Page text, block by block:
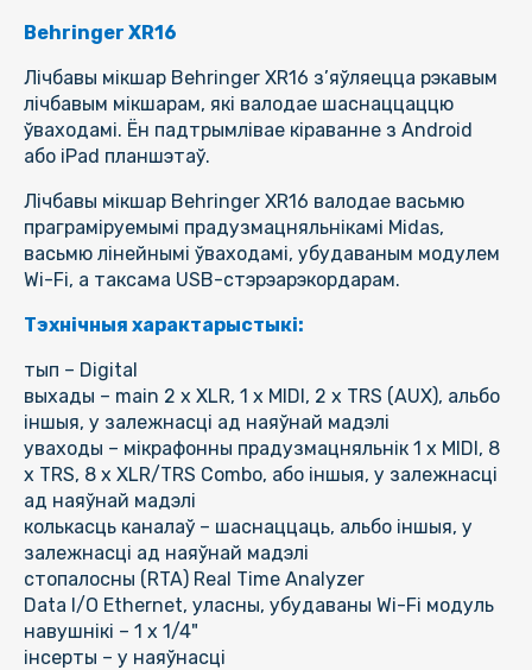
Behringer XR16
Лічбавы мікшар Behringer XR16 з’яўляецца рэкавым
лічбавым мікшарам, які валодае шаснаццаццю
ўваходамі. Ён падтрымлівае кіраванне з Android
або iPad планшэтаў.
Лічбавы мікшар Behringer XR16 валодае васьмю
праграміруемымі прадузмацняльнікамі Midas,
васьмю лінейнымі ўваходамі, убудаваным модулем
Wi-Fi, а таксама USB-стэрэарэкордарам.
Тэхнічныя характарыстыкі:
тып – Digital
выхады – main 2 х XLR, 1 х MIDI, 2 х TRS (AUX), альбо
іншыя, у залежнасці ад наяўнай мадэлі
уваходы – мікрафонны прадузмацняльнік 1 х MIDI, 8
х TRS, 8 х XLR/TRS Combo, або іншыя, у залежнасці
ад наяўнай мадэлі
колькасць каналаў – шаснаццаць, альбо іншыя, у
залежнасці ад наяўнай мадэлі
стопалосны (RTA) Real Time Analyzer
Data I/O Ethernet, уласны, убудаваны Wi-Fi модуль
навушнікі – 1 х 1/4"
інсерты – у наяўнасці